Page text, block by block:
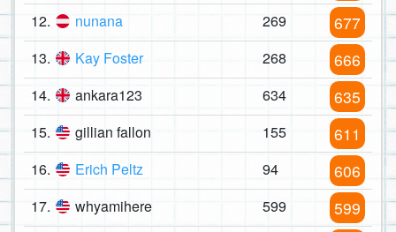
12. nunana 269 677
13. Kay Foster 268 666
14. ankara123 634 635
15. gillian fallon 155 611
16. Erich Peltz 94 606
17. whyamihere 599 599